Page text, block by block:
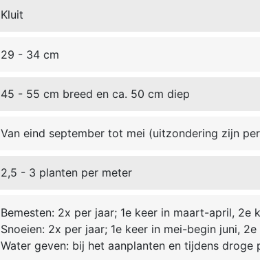
Kluit
29 - 34 cm
45 - 55 cm breed en ca. 50 cm diep
Van eind september tot mei (uitzondering zijn
2,5 - 3 planten per meter
Bemesten: 2x per jaar; 1e keer in maart-april, 2e
Snoeien: 2x per jaar; 1e keer in mei-begin juni,
Water geven: bij het aanplanten en tijdens droge